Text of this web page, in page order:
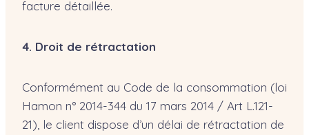
facture détaillée.
4. Droit de rétractation
Conformément au Code de la consommation (loi
Hamon n° 2014-344 du 17 mars 2014 / Art L.121-
21), le client dispose d’un délai de rétractation de